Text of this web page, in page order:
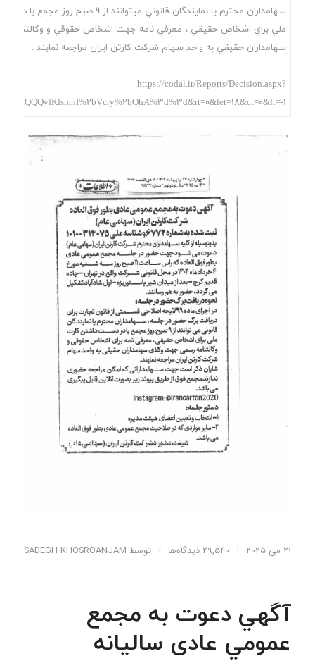
سهامداران محترم يا نمايندگان قانوني ميتوانند از 9
ملي براي اشخاص حقيقي ، معرفي نامه جهت اشخاص حقوقي و وکالتنامه
سهامداران حقيقي به واحد سهام شرکت کارتن ايران مراجعه نمايند .
https://codal.ir/Reports/Decision.aspx?
1
21 می 2025 29,540 دیدگاه‌ها توسط SADEGH KHOSROANJAM
آگهي دعوت به مجمع
عمومي عادی سالیانه